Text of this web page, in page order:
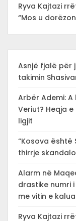
Ryva Kajtazi
“Mos u
Asnjë fjalë për
takimin
Arbër Ademi:
Veriut? Heqja
ligjit
“Kosova është
thirrje
Alarm në
drastike numri
me vitin e
Ryva Kajtazi